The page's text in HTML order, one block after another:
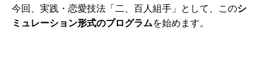
今回、実践・恋愛技法「二、百人組手」として、このシ
ミュレーション形式のプログラムを始めます。